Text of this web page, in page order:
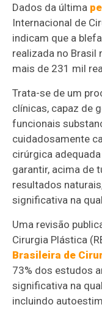
Dados da última
Internacional de
indicam que a
realizada no Brasil
mais de 231 mil
Trata-se de um
clínicas, capaz de
funcionais
cuidadosamente
cirúrgica
garantir, acima de
resultados
significativa na
Uma revisão
Cirurgia Plástica
Brasileira de
73% dos estudos
significativa na
incluindo